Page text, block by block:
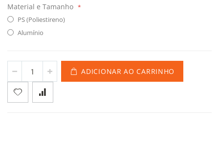
Material e Tamanho
PS (Poliestireno)
Alumínio
ADICIONAR AO CARRINHO